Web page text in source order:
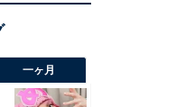
一ヶ月